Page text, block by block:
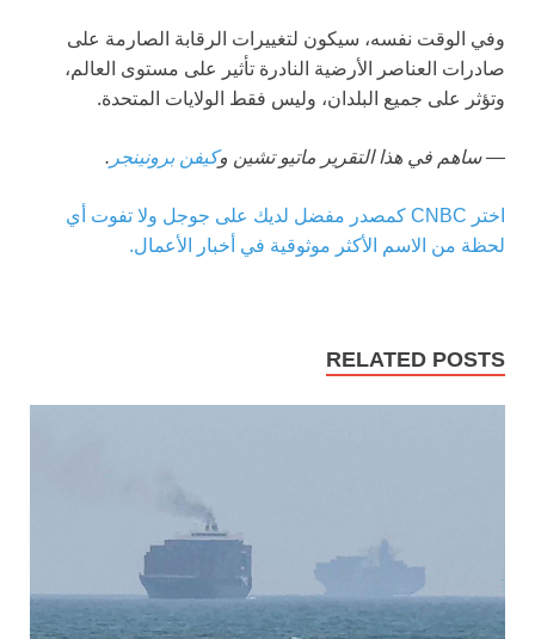
وفي الوقت نفسه، سيكون لتغييرات الرقابة الصارمة على
صادرات العناصر الأرضية النادرة تأثير على مستوى العالم،
وتؤثر على جميع البلدان، وليس فقط الولايات المتحدة.
— ساهم في هذا التقرير ماتيو تشين وكيفن برونينجر .
اختر CNBC كمصدر مفضل لديك على جوجل ولا تفوت أي
لحظة من الاسم الأكثر موثوقية في أخبار الأعمال.
RELATED POSTS